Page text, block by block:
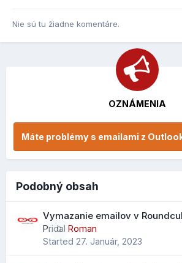
Nie sú tu žiadne komentáre.
OZNÁMENIA
Máte problémy s emailami z
Podobný obsah
0
Vymazanie emailov v
Pridal Roman
Started 27. Január, 2023